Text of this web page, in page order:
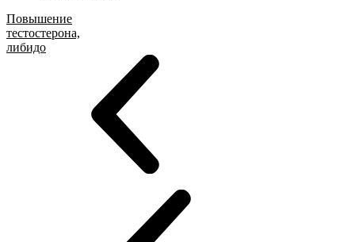
Повышение
тестостерона,
либидо